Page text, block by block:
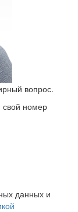
вопрос.
свой номер
данных и